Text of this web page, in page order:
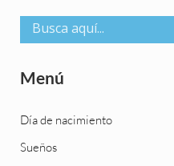
Menú
Día de nacimiento
Sueños